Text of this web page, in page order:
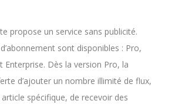
propose un service sans publicité.
sont disponibles : Pro,
Enterprise. Dès la version Pro, la
d’ajouter un nombre illimité de flux,
spécifique, de recevoir des